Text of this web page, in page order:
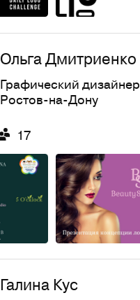
Ольга Дмитриенко
Графический дизайнер
Ростов-на-Дону
17
Галина Кус